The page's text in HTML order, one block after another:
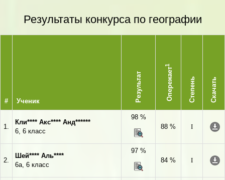
Результаты конкурса по географии
# Ученик Результат Опережает
1
Степень Скачать
1.
Кли**** Акс**** Анд******
6, 6 класс
98 %
88 %
I
2.
Шей**** Аль****
6а, 6 класс
97 %
84 %
I